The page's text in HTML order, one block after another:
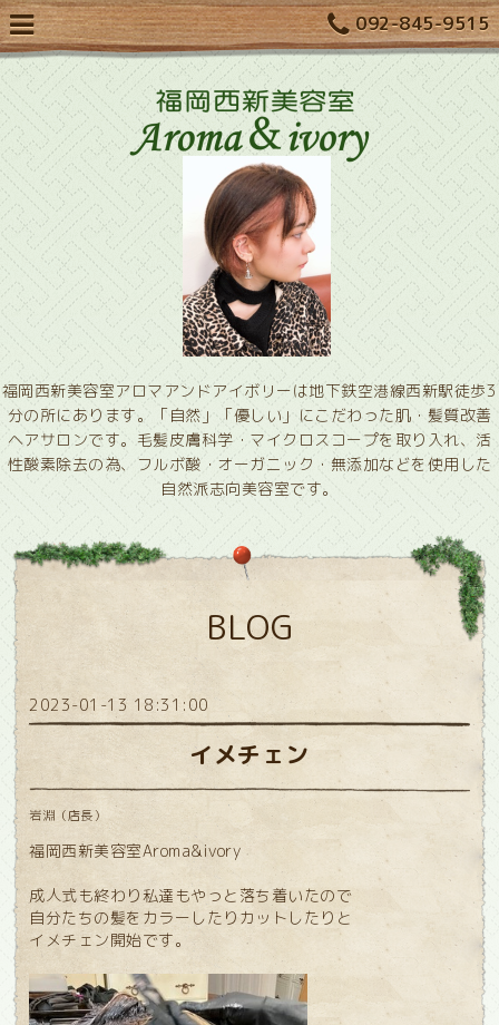
092-845-9515
福岡西新美容室アロマアンドアイボリーは地下鉄空港線西新駅徒歩3
分の所にあります。「自然」「優しい」にこだわった肌・髪質改善
ヘアサロンです。毛髪皮膚科学・マイクロスコープを取り入れ、活
性酸素除去の為、フルボ酸・オーガニック・無添加などを使用した
自然派志向美容室です。
BLOG
2023-01-13 18:31:00
イメチェン
岩淵（店長）
福岡西新美容室Aroma&ivory
成人式も終わり私達もやっと落ち着いたので
自分たちの髪をカラーしたりカットしたりと
イメチェン開始です。